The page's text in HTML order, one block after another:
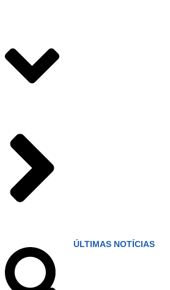
ÚLTIMAS NOTÍCIAS